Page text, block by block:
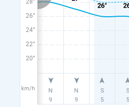
28°
26°
24°
22°
20°
km/h